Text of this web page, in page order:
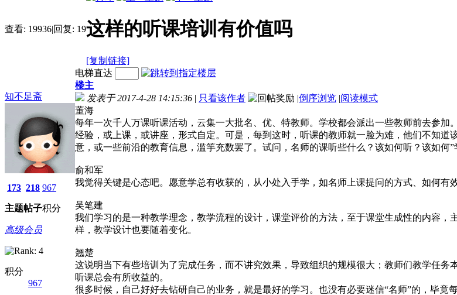
查看: 19936|回复: 19这样的听课培训有价值吗
[复制链接]
知不足斋
173
主题
218
帖子
967
积分
高级会员
积分
967
电梯直达
楼主
发表于 2017-4-28 14:15:36 | 只看该作者 |倒序浏览 |阅读模式
董海
每年一次千人万课听课活动，云集一大批名、优、特教师。学校都会派出一些教师前去参
经验，或上课，或讲座，形式自定。可是，每到这时，听课的教师就一脸为难，他们不知
意，或一些前沿的教育信息，滥竽充数罢了。试问，名师的课听些什么？该如何听？该如何
俞和军
我觉得关键是心态吧。愿意学总有收获的，从小处入手学，如名师上课提问的方式、如何有
吴笔建
我们学习的是一种教学理念，教学流程的设计，课堂评价的方法，至于课堂生成性的内容
样，教学设计也要随着变化。
翘楚
这说明当下有些培训为了完成任务，而不讲究效果，导致组织的规模很大；教师们教学任
听课总会有所收益的。
很多时候，自己好好去钻研自己的业务，就是最好的学习。也没有必要迷信“名师”的，毕